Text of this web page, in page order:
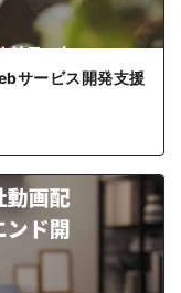
サービス開発支援